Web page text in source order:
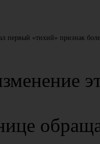
первый «тихий» признак